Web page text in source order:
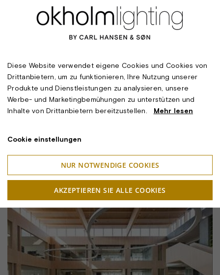
Diese Website verwendet eigene Cookies und Cookies von
Drittanbietern, um zu funktionieren, Ihre Nutzung unserer
Produkte und Dienstleistungen zu analysieren, unsere
Werbe- und Marketingbemühungen zu unterstützen und
Inhalte von Drittanbietern bereitzustellen. Mehr lesen
Cookie einstellungen
NUR NOTWENDIGE COOKIES
AKZEPTIEREN SIE ALLE COOKIES